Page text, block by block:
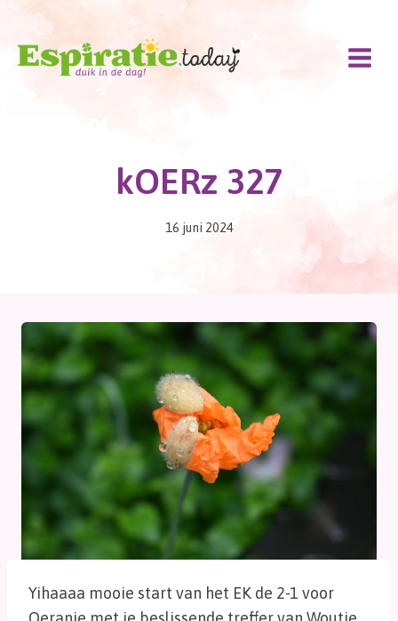
Doorgaan
inhoud
kOERz 327
16 juni 2024
Yihaaaa mooie start van het EK de 2-1 voor